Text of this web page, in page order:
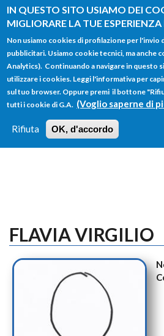
IN QUESTO SITO USIAMO DEI
MIGLIORARE LA TUE
Non usiamo cookies di profilazione per l'invio
pubblicitari. Usiamo cookie tecnici, ma anche
Analytics). Continuando a navigare in questo
utilizzare i cookies. Leggi l'informativa per
sul tuo browser. Oppure premi il bottone
tutti i cookie di G.A. (Voglio saperne di
Rifiuta OK, d'accordo
Salta al contenuto principale
FORM
DI
RICERCA
Main menu
HOME TUTTI I PROFILI
LOGIN
FLAVIA VIRGILIO